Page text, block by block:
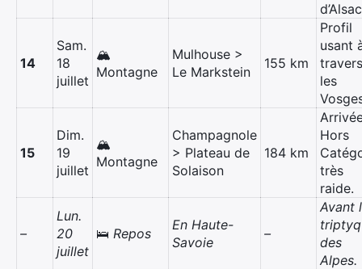
14
Sam.
18
juillet
🏔️
Montagne
Mulhouse >
Le Markstein
155 km
Profil
usant
travers
les
15
Dim.
19
juillet
🏔️
Montagne
Champagnole
> Plateau de
Solaison
184 km
Hors
très
raide.
–
Lun.
20
juillet
🛌 Repos
En Haute-
Savoie
–
Avant
des
Alpes.
Rechercher